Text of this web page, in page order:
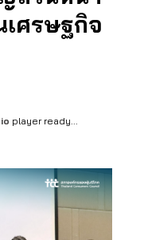
ศรษฐกิจ
player ready...